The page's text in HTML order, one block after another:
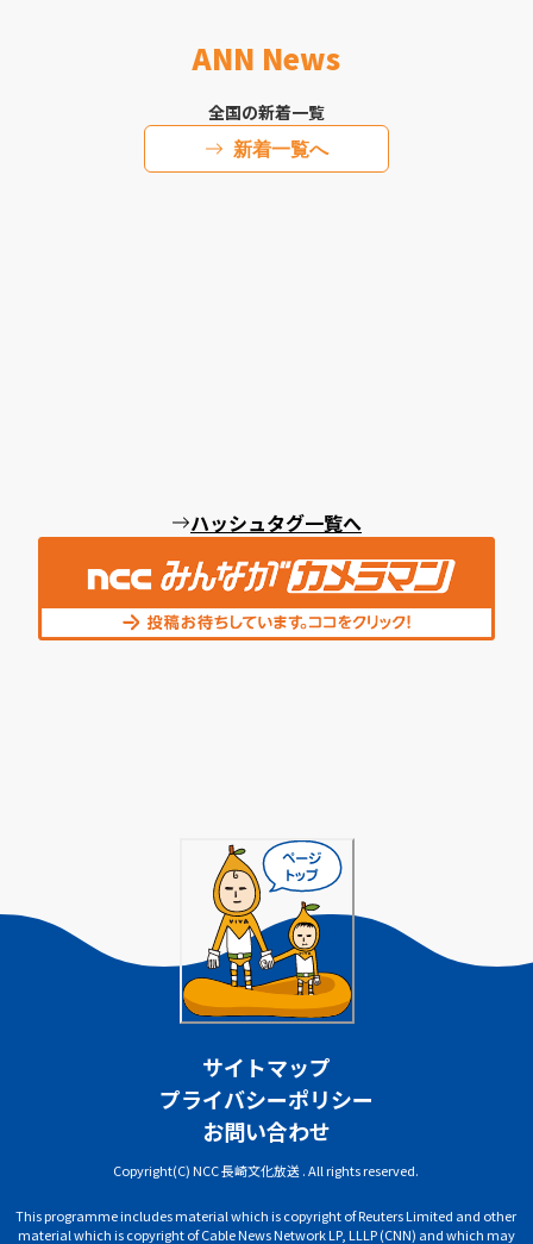
ANN News
全国の新着一覧
新着一覧へ
ハッシュタグ一覧へ
サイトマップ
プライバシーポリシー
お問い合わせ
Copyright(C) NCC 長崎文化放送 . All rights reserved.
This programme includes material which is copyright of Reuters Limited and other
material which is copyright of Cable News Network LP, LLLP (CNN) and which may